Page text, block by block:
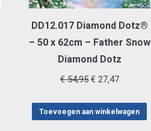
DD12.017 Diamond Dotz®
– 50 x 62cm – Father Snow
Diamond Dotz
€54,95 Oorspronkelijke
was:
€27,47Huidige
is:
Toevoegen aan winkelwagen